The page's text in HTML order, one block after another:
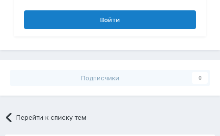
Войти
Подписчики 0
Перейти к списку тем